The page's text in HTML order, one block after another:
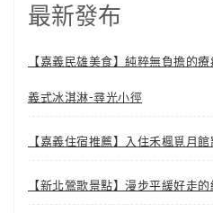
最新發布
【嘉義民雄美食】純粹無負擔的
義式冰淇淋-尋光小徑
【嘉義住宿推薦】入住禾楓覓月
【新北鶯歌景點】漫步平緩好走